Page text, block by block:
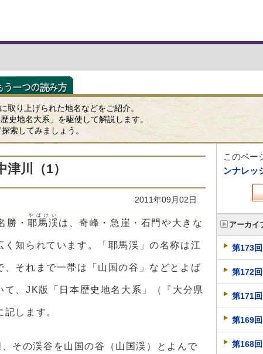
取り上げられた地名などをご紹介。
史地名大系」を駆使して解説します。
索してみましょう。
川（1）
2011年09月02日
勝・耶馬渓
やばけい
は、奇峰・急崖・石門や大きな
知られています。「耶馬渓」の名称は江
それまで一帯は「山国の谷」などとよば
、JK版「日本歴史地名大系」（『大分県
します。
その渓谷を山国の谷（山国渓）とよんで
このペー
ンナレッ
アーカイ
第173
第172
第171
第169
第168